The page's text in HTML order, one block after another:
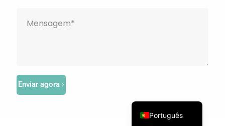
Enviar agora ›
Português